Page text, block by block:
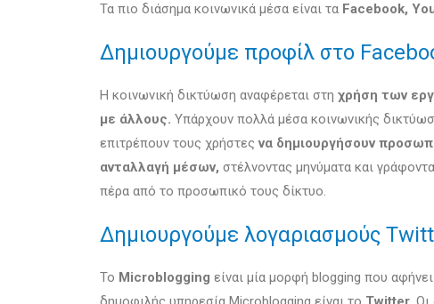
Τα πιο διάσημα κοινωνικά μέσα είναι τα Facebook,
Δημιουργούμε προφίλ στο
Η κοινωνική δικτύωση αναφέρεται στη χρήση των
με άλλους. Υπάρχουν πολλά μέσα κοινωνικής
επιτρέπουν τους χρήστεςνα δημιουργήσουν
ανταλλαγή μέσων, στέλνοντας μηνύματα και
πέρα από το προσωπικό τους δίκτυο.
Δημιουργούμε λογαριασμούς
Το Microblogging είναι μία μορφή blogging που